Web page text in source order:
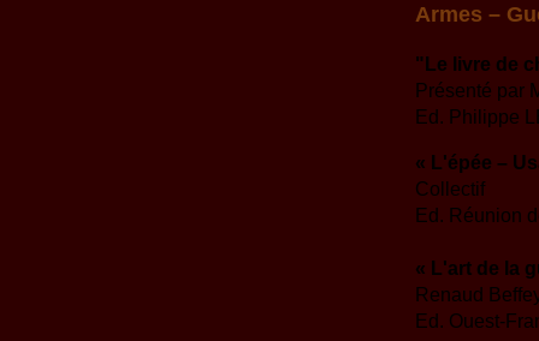
Armes –
"Le livre de
Présenté par
Ed. Philippe
« L'épée –
Collectif
Ed. Réunion
« L'art de la
Renaud
Ed. Ouest-